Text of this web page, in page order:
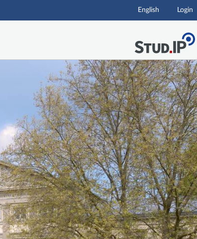
English Login